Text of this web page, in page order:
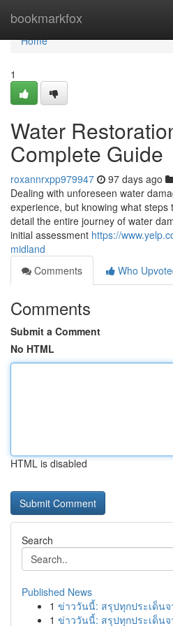
bookmarkfox
Home
Home
1
Water
Complete Guide
roxannrxpp979947 97 days ago
Dealing with unforeseen water
experience, but knowing what steps
detail the entire journey of water
initial assessment https://
midland
Comments
Who
Comments
Submit a Comment
No HTML
HTML is disabled
Search
Published News
1 ข่าววันนี้: สรุปทุกประเด็น
1 ข่าววันนี้: สรุปทุกประเด็น